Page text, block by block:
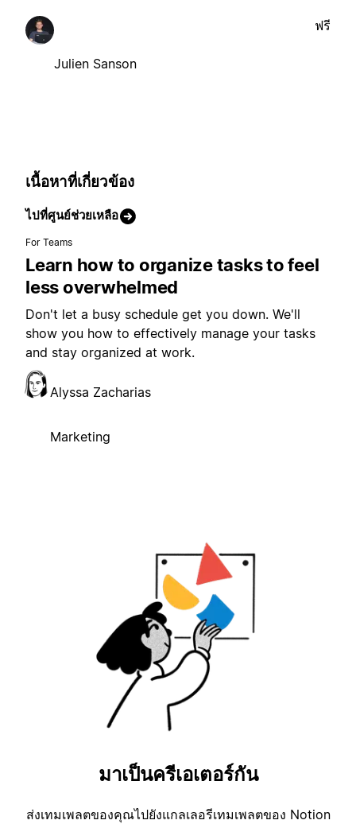
Julien Sanson
ฟรี
เนื้อหาที่เกี่ยวข้อง
ไปที่ศูนย์ช่วยเหลือ
For Teams
Learn how to organize tasks to feel
less overwhelmed
Don't let a busy schedule get you down. We'll
show you how to effectively manage your tasks
and stay organized at work.
Alyssa Zacharias
Marketing
มาเป็นครีเอเตอร์กัน
ส่งเทมเพลตของคุณไปยังแกลเลอรีเทมเพลตของ Notion